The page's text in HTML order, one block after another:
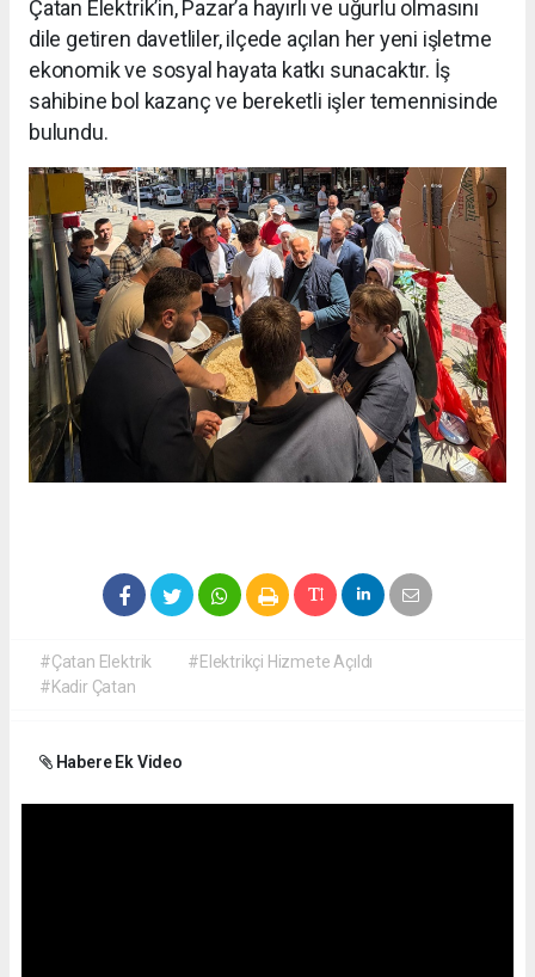
Çatan Elektrik’in, Pazar’a hayırlı ve uğurlu olmasını
dile getiren davetliler, ilçede açılan her yeni işletme
ekonomik ve sosyal hayata katkı sunacaktır. İş
sahibine bol kazanç ve bereketli işler temennisinde
bulundu.
#Çatan Elektrik
#Elektrikçi Hizmete Açıldı
#Kadir Çatan
Habere Ek Video